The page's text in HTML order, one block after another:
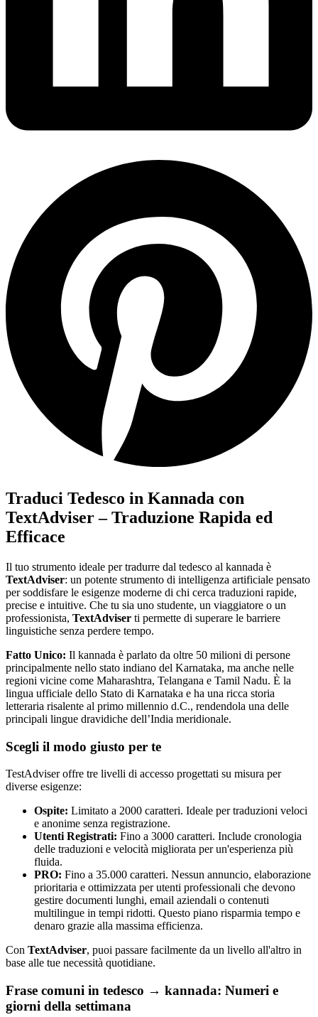
Traduci Tedesco in Kannada con
TextAdviser – Traduzione Rapida ed
Efficace
Il tuo strumento ideale per tradurre dal tedesco al kannada è
TextAdviser: un potente strumento di intelligenza artificiale pensato
per soddisfare le esigenze moderne di chi cerca traduzioni rapide,
precise e intuitive. Che tu sia uno studente, un viaggiatore o un
professionista, TextAdviser ti permette di superare le barriere
linguistiche senza perdere tempo.
Fatto Unico: Il kannada è parlato da oltre 50 milioni di persone
principalmente nello stato indiano del Karnataka, ma anche nelle
regioni vicine come Maharashtra, Telangana e Tamil Nadu. È la
lingua ufficiale dello Stato di Karnataka e ha una ricca storia
letteraria risalente al primo millennio d.C., rendendola una delle
principali lingue dravidiche dell’India meridionale.
Scegli il modo giusto per te
TestAdviser offre tre livelli di accesso progettati su misura per
diverse esigenze:
Ospite: Limitato a 2000 caratteri. Ideale per traduzioni veloci
e anonime senza registrazione.
Utenti Registrati: Fino a 3000 caratteri. Include cronologia
delle traduzioni e velocità migliorata per un'esperienza più
fluida.
PRO: Fino a 35.000 caratteri. Nessun annuncio, elaborazione
prioritaria e ottimizzata per utenti professionali che devono
gestire documenti lunghi, email aziendali o contenuti
multilingue in tempi ridotti. Questo piano risparmia tempo e
denaro grazie alla massima efficienza.
Con TextAdviser, puoi passare facilmente da un livello all'altro in
base alle tue necessità quotidiane.
Frase comuni in tedesco → kannada: Numeri e
giorni della settimana